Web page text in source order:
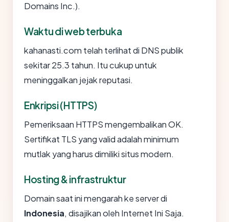
Domains Inc.).
Waktu di web terbuka
kahanasti.com telah terlihat di DNS publik
sekitar 25.3 tahun. Itu cukup untuk
meninggalkan jejak reputasi.
Enkripsi (HTTPS)
Pemeriksaan HTTPS mengembalikan OK.
Sertifikat TLS yang valid adalah minimum
mutlak yang harus dimiliki situs modern.
Hosting & infrastruktur
Domain saat ini mengarah ke server di
Indonesia, disajikan oleh Internet Ini Saja.